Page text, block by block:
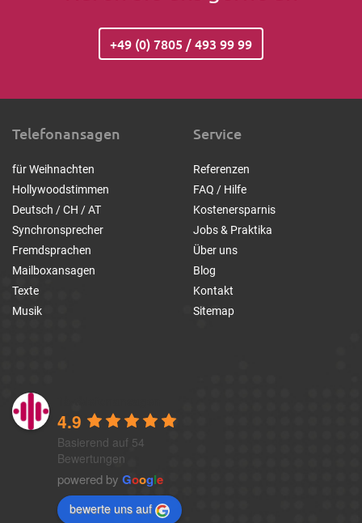
+49 (0) 7805 / 493 99 99
Telefonansagen
für Weihnachten
Hollywoodstimmen
Deutsch / CH / AT
Synchronsprecher
Fremdsprachen
Mailboxansagen
Texte
Musik
4.9
Basierend auf 54
Bewertungen
powered by Google
bewerte uns auf
Service
Referenzen
FAQ / Hilfe
Kostenersparnis
Jobs & Praktika
Über uns
Blog
Kontakt
Sitemap